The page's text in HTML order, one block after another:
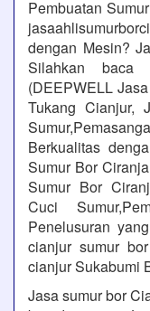
Pembuatan
dengan Mesin?
Silahkan baca
(DEEPWELL
Tukang Cianjur,
Berkualitas
Sumur Bor
Sumur Bor
Cuci
Penelusuran
cianjur sumur
cianjur Sukabumi
Jasa sumur bor